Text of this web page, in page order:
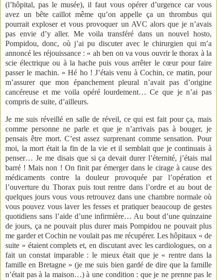
(l’hôpital, pas le musée), il faut vous opérer d’urgence car vous
avez un bête caillot même qu’on appelle ça un thrombus qui
pourrait exploser et vous provoquer un AVC alors que je n’avais
pas envie d’y aller. Me voila transféré dans un nouvel hosto,
Pompidou, donc, où j’ai pu discuter avec le chirurgien qui m’a
annoncé les réjouissance : « ah ben on va vous ouvrir le thorax à la
scie électrique ou à la hache puis vous arrêter le cœur pour faire
passer le machin. » Hé ho ! J’étais venu à Cochin, ce matin, pour
m’assurer que mon épanchement pleural n’avait pas d’origine
cancéreuse et me voila opéré lourdement… Ce que je n’ai pas
compris de suite, d’ailleurs.
Je me suis réveillé en salle de réveil, ce qui est fait pour ça, mais
comme personne ne parle et que je n’arrivais pas à bouger, je
pensais être mort. C’est assez surprenant comme sensation. Pour
moi, la mort était la fin de la vie et il semblait que je continuais à
penser… Je me disais que si ça devait durer l’éternité, j’étais mal
barré ! Mais non ! On finit par émerger dans le cirage à cause des
médicaments contre la douleur provoquée par l’opération et
l’ouverture du Thorax puis tout rentre dans l’ordre et au bout de
quelques jours vous vous retrouvez dans une chambre normale où
vous pouvez vous laver les fesses et pratiquer beaucoup de gestes
quotidiens sans l’aide d’une infirmière… Au bout d’une quinzaine
de jours, ça ne pouvait plus durer mais Pompidou ne pouvait plus
me garder et Cochin ne voulait pas me récupérer. Les hôpitaux « de
suite » étaient complets et, en discutant avec les cardiologues, on a
fait un constat imparable : le mieux était que je « rentre dans la
famille en Bretagne » (je me suis bien gardé de dire que la famille
n’était pas à la maison…) à une condition : que je ne prenne pas le